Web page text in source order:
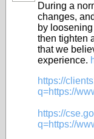
During a
changes,
by
then tighten
that we
experience.
https://
q=https://
https://
q=https://